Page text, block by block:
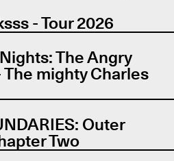
- Tour 2026
The Angry
The mighty Charles
Outer
Two